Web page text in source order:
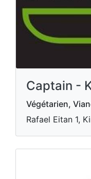
Captain -
Végétarien,
Rafael Eitan 1,